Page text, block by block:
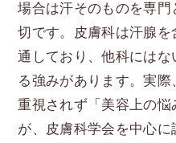
場合は汗そのものを専
切です。皮膚科は汗腺
通しており、他科には
る強みがあります。実
重視されず「美容上の
が、皮膚科学会を中心